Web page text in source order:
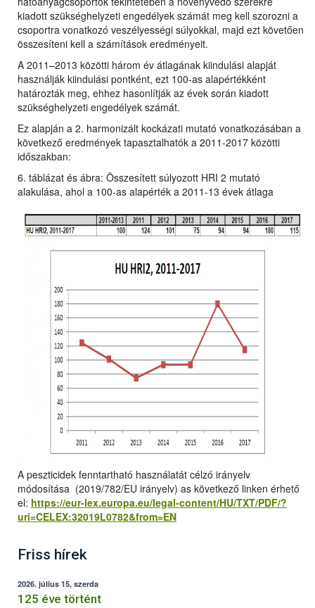
kiadott szükséghelyzeti engedélyek számát meg kell szorozni a
csoportra vonatkozó veszélyességi súlyokkal, majd ezt követően
összesíteni kell a számítások eredményeit.
A 2011–2013 közötti három év átlagának kiindulási alapját
használják kiindulási pontként, ezt 100-as alapértékként
határozták meg, ehhez hasonlítják az évek során kiadott
szükséghelyzeti engedélyek számát.
Ez alapján a 2. harmonizált kockázati mutató vonatkozásában a
következő eredmények tapasztalhatók a 2011-2017 közötti
időszakban:
6. táblázat és ábra: Összesített súlyozott HRI 2 mutató
alakulása, ahol a 100-as alapérték a 2011-13 évek átlaga
A peszticidek fenntartható használatát célzó irányelv
módosítása (2019/782/EU irányelv) as következő linken érhető
el: https://eur-lex.europa.eu/legal-content/HU/TXT/PDF/?
uri=CELEX:32019L0782&from=EN
Friss hírek
2026. július 15, szerda
125 éve történt